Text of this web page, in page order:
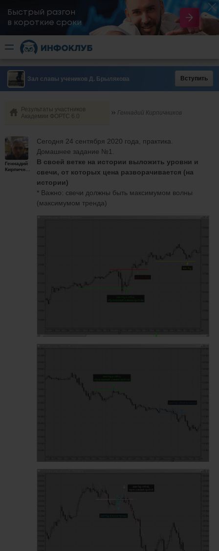
Быстрый разгон
​в короткие сроки
Зал славы учеников Д. Брылякова Вступить
Результаты участников
Академии ФОРТС 6.0
Геннадий Кирпичников
Геннадий
Сегодня 24 сентября 2020 года, практика.
Домашнее задание №1.
В своей ветке на истории выложить уровни и
свечи, от которых цена разворачивается (на
истории)
* Важно: свечи должны быть максимумом волны
(максимумом тренда)